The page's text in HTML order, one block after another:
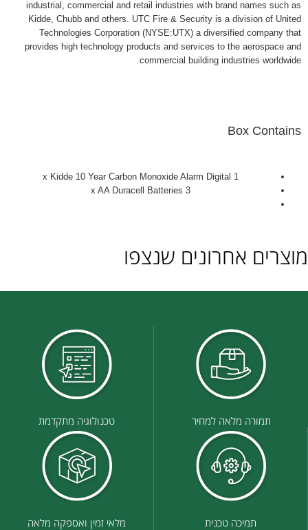
industrial, commercial and retail industries with brand names such as
Kidde, Chubb and others. UTC Fire & Security is a division of United
Technologies Corporation (NYSE:UTX) a diversified company that
provides high technology products and services to the aerospace and
commercial building industries worldwide.
Box Contains
1 x Kidde 10 Year Carbon Monoxide Alarm Digital
3 x AA Duracell Batteries
אחרונים שנצפו
תמורה מלאה למחיר טכנולוגיה מתקדמת
תמיכה טכנית מלאי זמין ואספקה מלאה